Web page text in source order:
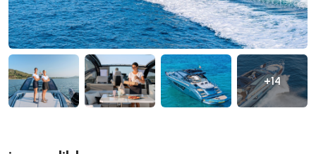
+14